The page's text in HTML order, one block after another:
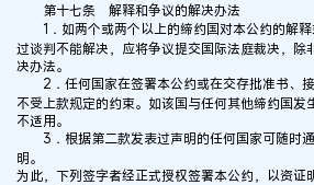
第十七条 解释和争议的解决办法
1．如两个或两个以上的缔约国对本公约的解释
过谈判不能解决，应将争议提交国际法庭裁决，除
决办法。
2．任何国家在签署本公约或在交存批准书、接
不受上款规定的约束。如该国与任何其他缔约国发
不适用。
3．根据第二款发表过声明的任何国家可随时
明。
为此，下列签字者经正式授权签署本公约，以资